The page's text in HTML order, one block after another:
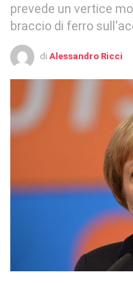
prevede un vertice
braccio di ferro
di Alessandro Ricci